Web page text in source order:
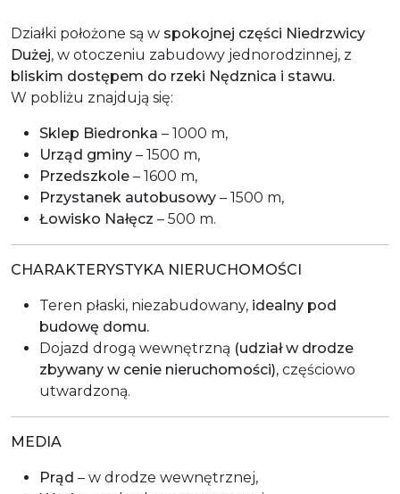
Działki położone są w spokojnej części Niedrzwicy
Dużej, w otoczeniu zabudowy jednorodzinnej, z
bliskim dostępem do rzeki Nędznica i stawu.
W pobliżu znajdują się:
Sklep Biedronka – 1000 m,
Urząd gminy – 1500 m,
Przedszkole – 1600 m,
Przystanek autobusowy – 1500 m,
Łowisko Nałęcz – 500 m.
CHARAKTERYSTYKA NIERUCHOMOŚCI
Teren płaski, niezabudowany, idealny pod
budowę domu.
Dojazd drogą wewnętrzną (udział w drodze
zbywany w cenie nieruchomości), częściowo
utwardzoną.
MEDIA
Prąd – w drodze wewnętrznej,